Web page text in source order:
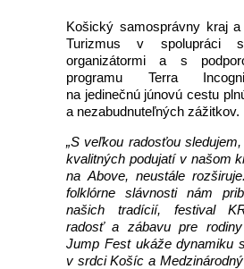
Košický samosprávny kraj
Turizmus v spolupráci s
organizátormi a s
programu Terra
na jedinečnú júnovú cestu
a nezabudnuteľných zážitkov.
„S veľkou radosťou
kvalitných podujatí v našom
na Above, neustále
folklórne slávnosti nám
našich tradícií, festival
radosť a zábavu pre
Jump Fest ukáže dynamiku
v srdci Košíc a